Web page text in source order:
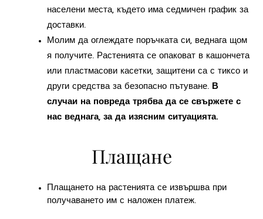
населени места, където има седмичен график за
доставки.
Молим да оглеждате поръчката си, веднага щом
я получите. Растенията се опаковат в кашончета
или пластмасови касетки, защитени са с тиксо и
други средства за безопасно пътуване. В
случаи на повреда трябва да се свържете с
нас веднага, за да изясним ситуацията.
Плащане
Плащането на растенията се извършва при
получаването им с наложен платеж.